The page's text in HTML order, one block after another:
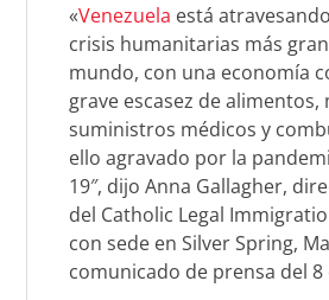
«Venezuela está
crisis humanitarias más
mundo, con una economía
grave escasez de alimentos,
suministros médicos y
ello agravado por la
19″, dijo Anna Gallagher,
del Catholic Legal
con sede en Silver Spring,
comunicado de prensa del 8